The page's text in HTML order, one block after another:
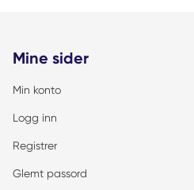
Mine sider
Min konto
Logg inn
Registrer
Glemt passord